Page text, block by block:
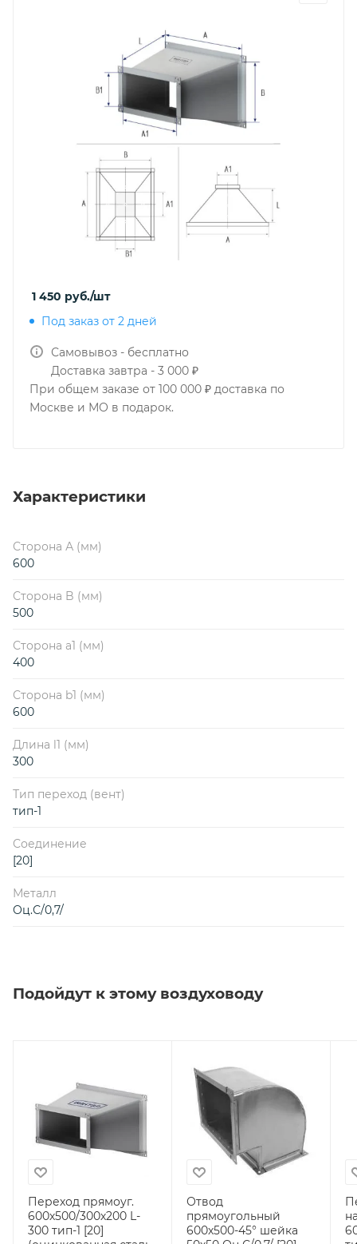
1 450 руб./шт
Под заказ от 2 дней
Самовывоз - бесплатно
Доставка завтра - 3 000 ₽
При общем заказе от 100 000 ₽ доставка по
Москве и МО в подарок.
Характеристики
Сторона А (мм)
600
Сторона B (мм)
500
Сторона a1 (мм)
400
Сторона b1 (мм)
600
Длина l1 (мм)
300
Тип переход (вент)
тип-1
Соединение
[20]
Металл
Оц.С/0,7/
Подойдут к этому воздуховоду
Переход прямоуг.
600х500/300х200 L-
300 тип-1 [20]
Отвод
прямоугольный
600х500-45° шейка